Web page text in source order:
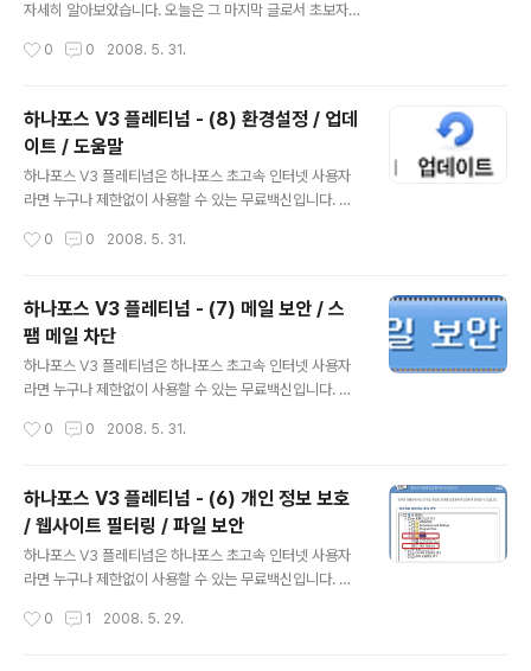
자세히 알아보았습니다. 오늘은 그 마지막 글로서 초보자
질문과 답변 형식으로 하나씩 풀어보겠습니다. 하나포스 V
레티넘은 안철수연구소의 유료백신인 V3 인터넷 시큐리티
2007 플레티넘 (V3 Internet Security 2007 Platinu
m) 과 동일한 제품으로, 안철수연구소에서 무료로 배포 중
인 빛자루 데스크톱에 비해 바이러스 메일 검사 / 개인정보
플레티넘 무료 다운로드 : http://security.ha..
0 0 2008. 5. 31.
하나포스 V3 플레티넘 - (8) 환경설정 / 업데
이트 / 도움말
하나포스 V3 플레티넘은 하나포스 초고속 인터넷 사용자
라면 누구나 제한없이 사용할 수 있는 무료백신입니다. 하
터넷 시큐리티 2007 플레티넘 (V3 Internet Security
검사 / 개인정보 보호 등과 같은 기능을 추가로 지원합니다.
- 하나포스 V3 플레티넘 무료 다운로드 : http://securit
y.hanafos.com 지난 글에서 실시간으로 메일을 검사하
고, 무분별한 스팸 메일을 필터링하는 방법을 알아보았습
트 업데이트 유틸리티를 사용하여 최신 업데이트를 유지
0 0 2008. 5. 31.
하나포스 V3 플레티넘 - (7) 메일 보안 / 스
팸 메일 차단
하나포스 V3 플레티넘은 하나포스 초고속 인터넷 사용자
라면 누구나 제한없이 사용할 수 있는 무료백신입니다. 하
터넷 시큐리티 2007 플레티넘 (V3 Internet Security
검사 / 개인정보 보호 등과 같은 기능을 추가로 지원합니다.
- 하나포스 V3 플레티넘 무료 다운로드 : http://securit
y.hanafos.com 지난 글에서 웹사이트 비밀번호, 신용카
드 번호와 같은 중요한 개인 정보의 유출을 방지하고, 유해
클라이언트 프로그램으로 메일을 주고받을 때 발생할 수..
0 0 2008. 5. 31.
하나포스 V3 플레티넘 - (6) 개인 정보 보호
/ 웹사이트 필터링 / 파일 보안
하나포스 V3 플레티넘은 하나포스 초고속 인터넷 사용자
라면 누구나 제한없이 사용할 수 있는 무료백신입니다. 하
터넷 시큐리티 2007 플레티넘 (V3 Internet Security
0 1 2008. 5. 29.